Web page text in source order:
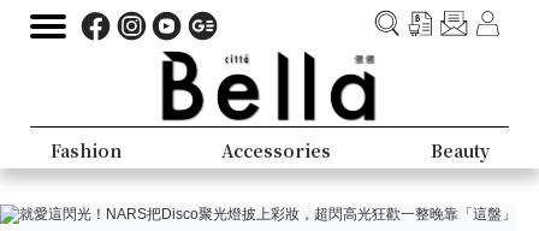
Fashion Accessories Beauty